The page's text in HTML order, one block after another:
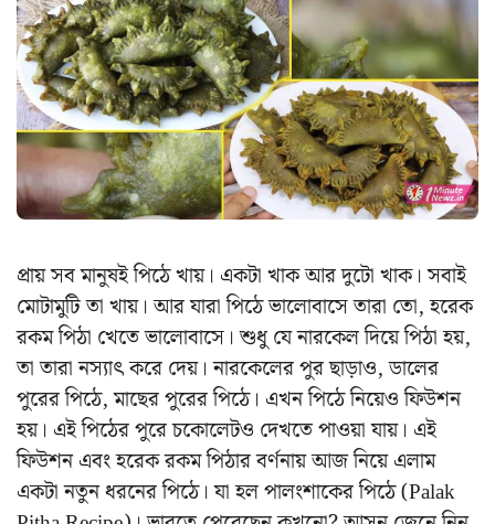
প্রায় সব মানুষই পিঠে খায়। একটা খাক আর দুটো খাক। সবাই
মোটামুটি তা খায়। আর যারা পিঠে ভালোবাসে তারা তো, হরেক
রকম পিঠা খেতে ভালোবাসে। শুধু যে নারকেল দিয়ে পিঠা হয়,
তা তারা নস্যাৎ করে দেয়। নারকেলের পুর ছাড়াও, ডালের
পুরের পিঠে, মাছের পুরের পিঠে। এখন পিঠে নিয়েও ফিউশন
হয়। এই পিঠের পুরে চকোলেটও দেখতে পাওয়া যায়। এই
ফিউশন এবং হরেক রকম পিঠার বর্ণনায় আজ নিয়ে এলাম
একটা নতুন ধরনের পিঠে। যা হল পালংশাকের পিঠে (Palak